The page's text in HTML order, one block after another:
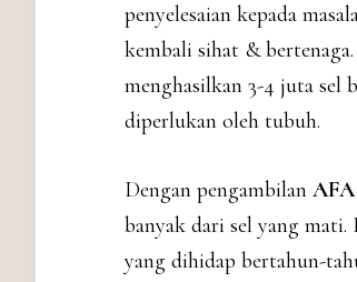
penyelesaian kepada
kembali sihat &
menghasilkan 3-4 juta sel
diperlukan oleh tubuh.
Dengan pengambilan AFA
banyak dari sel yang mati.
yang dihidap bertahun-